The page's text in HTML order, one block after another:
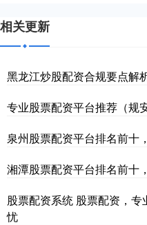
相关更新
黑龙江炒股配资合规要点解
专业股票配资平台推荐（规
泉州股票配资平台排名前十
湘潭股票配资平台排名前十
股票配资系统 股票配资，
忧